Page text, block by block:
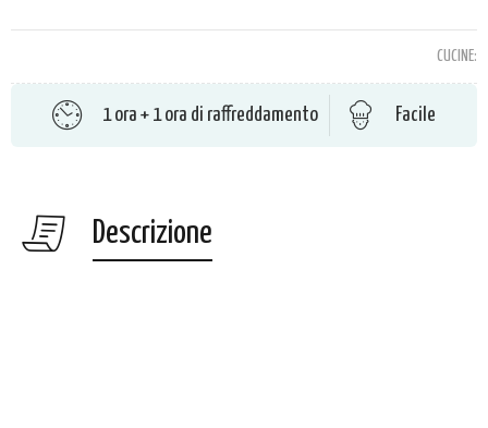
CUCINE:
1 ora + 1 ora di raffreddamento Facile
Descrizione